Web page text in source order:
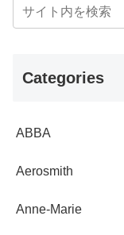
Categories
ABBA
Aerosmith
Anne-Marie